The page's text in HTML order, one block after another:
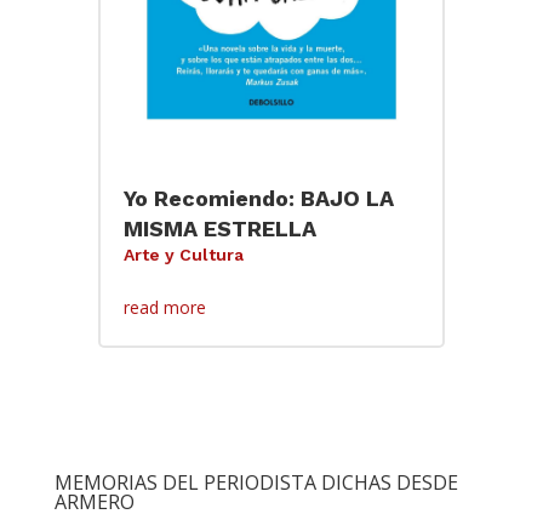
Yo Recomiendo: BAJO LA
MISMA ESTRELLA
Arte y Cultura
read more
MEMORIAS DEL PERIODISTA DICHAS DESDE
ARMERO